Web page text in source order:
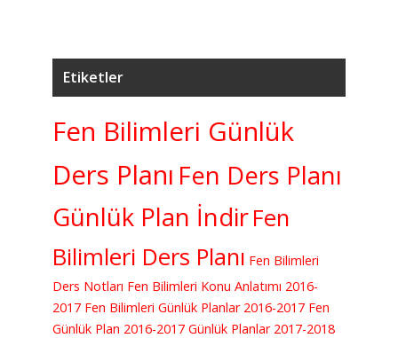
Etiketler
Fen Bilimleri Günlük
Ders Planı Fen Ders Planı
Günlük Plan İndirFen
Bilimleri Ders Planı Fen Bilimleri
Ders Notları Fen Bilimleri Konu Anlatımı 2016-
2017 Fen Bilimleri Günlük Planlar 2016-2017 Fen
Günlük Plan 2016-2017 Günlük Planlar 2017-2018